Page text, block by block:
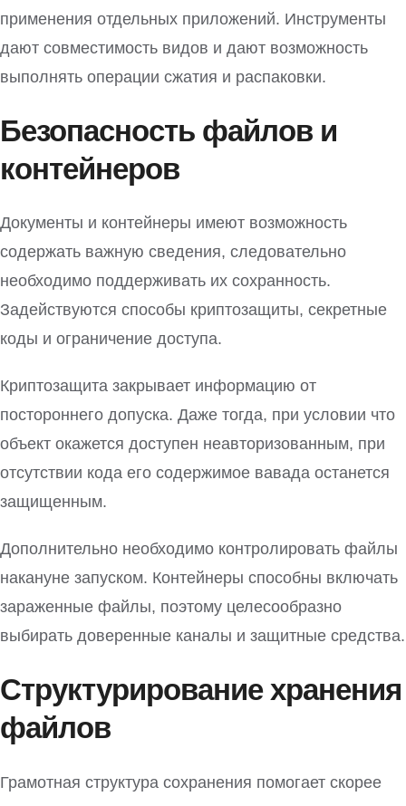
применения отдельных приложений. Инструменты
дают совместимость видов и дают возможность
выполнять операции сжатия и распаковки.
Безопасность файлов и
контейнеров
Документы и контейнеры имеют возможность
содержать важную сведения, следовательно
необходимо поддерживать их сохранность.
Задействуются способы криптозащиты, секретные
коды и ограничение доступа.
Криптозащита закрывает информацию от
постороннего допуска. Даже тогда, при условии что
объект окажется доступен неавторизованным, при
отсутствии кода его содержимое вавада останется
защищенным.
Дополнительно необходимо контролировать файлы
накануне запуском. Контейнеры способны включать
зараженные файлы, поэтому целесообразно
выбирать доверенные каналы и защитные средства.
Структурирование хранения
файлов
Грамотная структура сохранения помогает скорее